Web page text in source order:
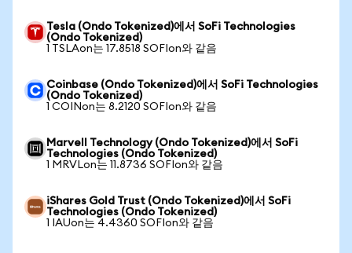
Tesla (Ondo Tokenized)에서 SoFi Technologies
(Ondo Tokenized)
1 TSLAon는 17.8518 SOFIon와 같음
Coinbase (Ondo Tokenized)에서 SoFi Technologies
(Ondo Tokenized)
1 COINon는 8.2120 SOFIon와 같음
Marvell Technology (Ondo Tokenized)에서 SoFi
Technologies (Ondo Tokenized)
1 MRVLon는 11.8736 SOFIon와 같음
iShares Gold Trust (Ondo Tokenized)에서 SoFi
Technologies (Ondo Tokenized)
1 IAUon는 4.4360 SOFIon와 같음